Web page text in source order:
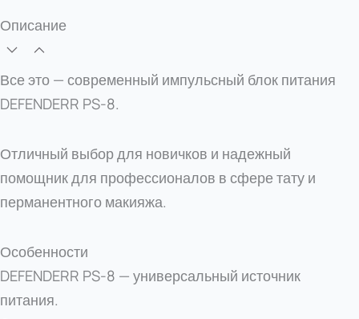
Описание
Все это — современный импульсный блок питания
DEFENDERR PS-8.
Отличный выбор для новичков и надежный
помощник для профессионалов в сфере тату и
перманентного макияжа.
Особенности
DEFENDERR PS-8 — универсальный источник
питания.